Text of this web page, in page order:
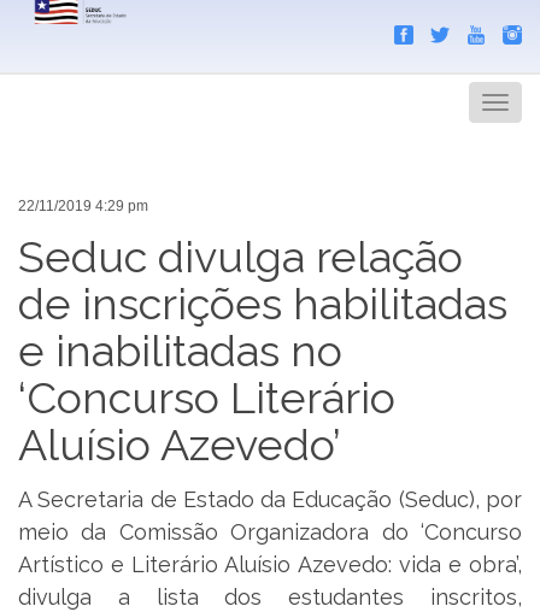
Menu
22/11/2019 4:29 pm
Seduc divulga relação
de inscrições habilitadas
e inabilitadas no
‘Concurso Literário
Aluísio Azevedo’
A Secretaria de Estado da Educação (Seduc), por
meio da Comissão Organizadora do ‘Concurso
Artístico e Literário Aluísio Azevedo: vida e obra’,
divulga a lista dos estudantes inscritos,